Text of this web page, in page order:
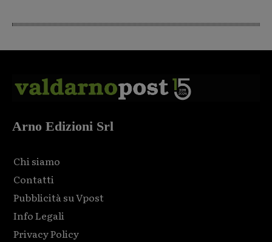
Arno Edizioni Srl
Chi siamo
Contatti
Pubblicità su Vpost
Info Legali
Privacy Policy